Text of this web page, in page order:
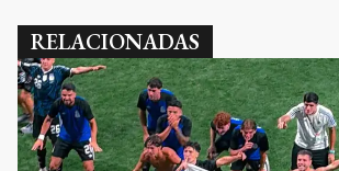
RELACIONADAS